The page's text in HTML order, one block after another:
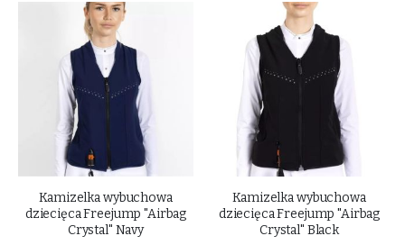
Kamizelka wybuchowa
dziecięca Freejump "Airbag
Crystal" Navy
Kamizelka wybuchowa
dziecięca Freejump "Airbag
Crystal" Black